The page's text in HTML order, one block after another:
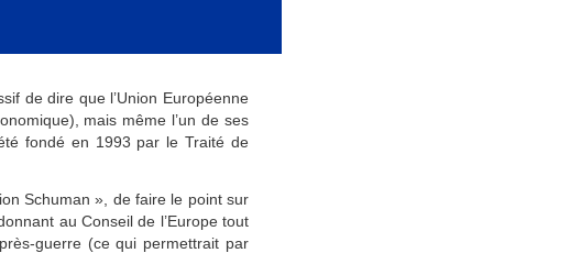
de dire que l’Union Européenne
mais même l’un de ses
fondé en 1993 par le Traité de
Schuman », de faire le point sur
au Conseil de l’Europe tout
guerre (ce qui permettrait par